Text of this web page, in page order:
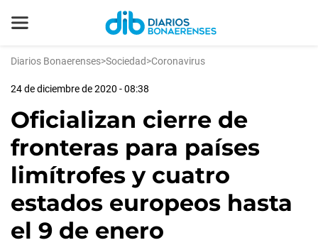
Diarios Bonaerenses>Sociedad>Coronavirus
24 de diciembre de 2020 - 08:38
Oficializan cierre de
fronteras para países
limítrofes y cuatro
estados europeos hasta
el 9 de enero